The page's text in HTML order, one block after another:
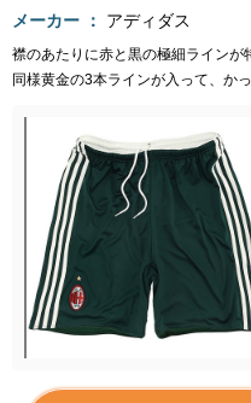
メーカー
アディダス
襟のあたりに赤と黒の極細ライン
同様黄金の3本ラインが入って、か